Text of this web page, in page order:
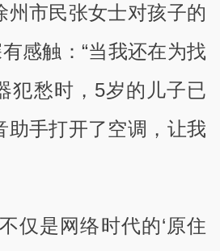
州市民张女士对孩子的
感触：“当我还在为找
犯愁时，5岁的儿子已
助手打开了空调，让我
仅是网络时代的‘原住